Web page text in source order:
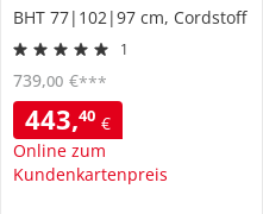
BHT 77|102|97 cm, Cordstoff
1
443,40 €
Online zum
Kundenkartenpreis
739,00 €***